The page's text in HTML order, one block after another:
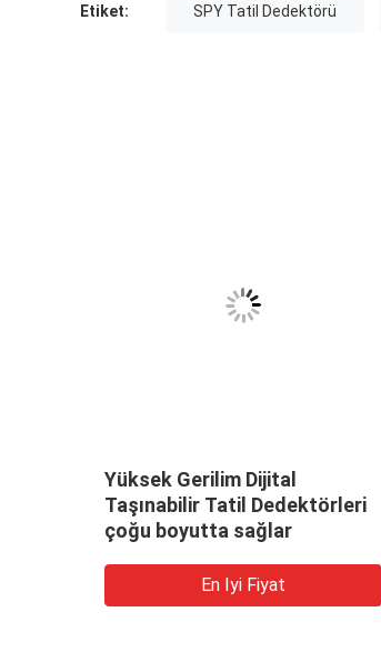
Etiket: SPY Tatil Dedektörü
Yüksek Gerilim Dijital
Taşınabilir Tatil Dedektörleri
çoğu boyutta sağlar
En Iyi Fiyat